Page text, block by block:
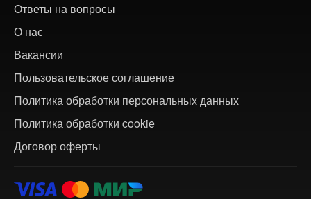
Ответы на вопросы
О нас
Вакансии
Пользовательское соглашение
Политика обработки персональных данных
Политика обработки cookie
Договор оферты